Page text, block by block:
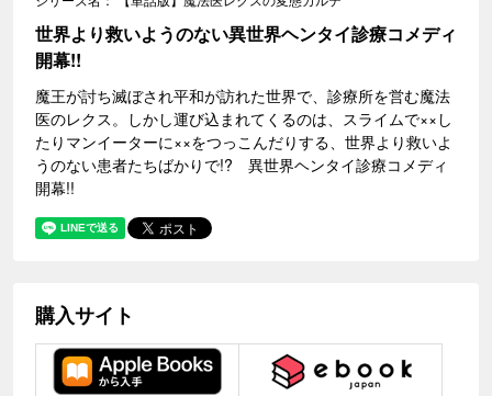
世界より救いようのない異世界ヘンタイ診療コメディ
開幕!!
魔王が討ち滅ぼされ平和が訪れた世界で、診療所を営む魔法
医のレクス。しかし運び込まれてくるのは、スライムで××し
たりマンイーターに××をつっこんだりする、世界より救いよ
うのない患者たちばかりで!? 異世界ヘンタイ診療コメディ
開幕!!
購入サイト